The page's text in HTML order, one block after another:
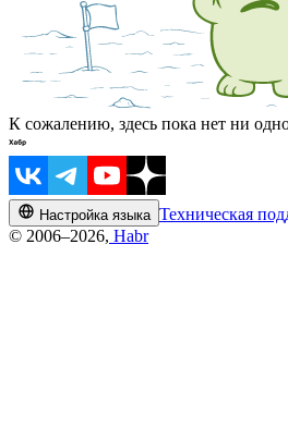
К сожалению, здесь пока нет ни
Настройка языка Техническая
© 2006–2026, Habr